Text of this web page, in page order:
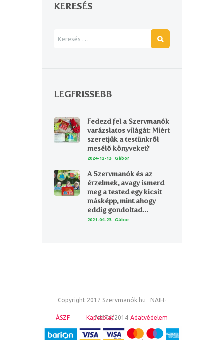
KERESÉS
LEGFRISSEBB
Fedezd fel a Szervmanók
varázslatos világát: Miért
szeretjük a testünkről
mesélő könyveket?
2024-12-13 Gábor
A Szervmanók és az
érzelmek, avagy ismerd
meg a tested egy kicsit
másképp, mint ahogy
eddig gondoltad…
2021-04-23 Gábor
Copyright 2017 Szervmanók.hu NAIH-
74674/2014
ÁSZF Kapcsolat Adatvédelem